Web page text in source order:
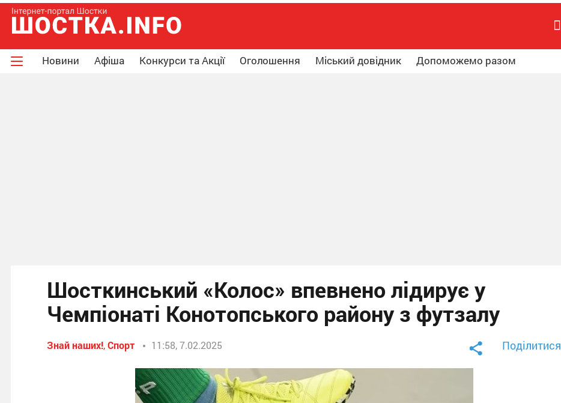
Новини Афіша Конкурси та Акції Оголошення Міський довідник Допоможемо разом
Шосткинський «Колос» впевнено лідирує у
Чемпіонаті Конотопського району з футзалу
Знай наших!,Спорт 11:58, 7.02.2025 Поділитися